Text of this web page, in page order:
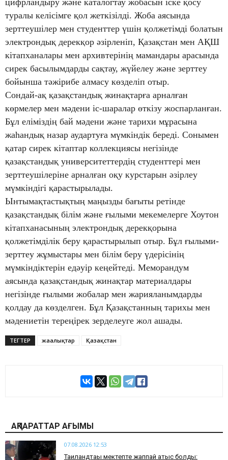
цифрландыру және каталогтау жобасын іске қосу
туралы келісімге қол жеткізілді. Жоба аясында
зерттеушілер мен студенттер үшін қолжетімді болатын
электрондық дерекқор әзірленіп, Қазақстан мен АҚШ
кітапханалары мен архивтерінің мамандары арасында
сирек басылымдарды сақтау, жүйелеу және зерттеу
бойынша тәжірибе алмасу көзделіп отыр.
Сондай-ақ қазақстандық жинақтарға арналған
көрмелер мен мәдени іс-шаралар өткізу жоспарланған.
Бұл еліміздің бай мәдени және тарихи мұрасына
жаһандық назар аудартуға мүмкіндік береді. Сонымен
қатар сирек кітаптар коллекциясы негізінде
қазақстандық университеттердің студенттері мен
зерттеушілеріне арналған оқу курстарын әзірлеу
мүмкіндігі қарастырылады.
Ынтымақтастықтың маңызды бағыты ретінде
қазақстандық білім және ғылыми мекемелерге Хоутон
кітапханасының электрондық дерекқорына
қолжетімділік беру қарастырылып отыр. Бұл ғылыми-
зерттеу жұмыстары мен білім беру үдерісінің
мүмкіндіктерін едәуір кеңейтеді. Меморандум
аясында қазақстандық жинақтар материалдары
негізінде ғылыми жобалар мен жарияланымдарды
қолдау да көзделген. Бұл Қазақстанның тарихы мен
мәдениетін тереңірек зерделеуге жол ашады.
ТЕГТЕР жаңалықтар Қазақстан
АҚПАРАТТАР АҒЫМЫ
07.08.2026 12:53
Таиландтағы мектепте жаппай атыс болды: